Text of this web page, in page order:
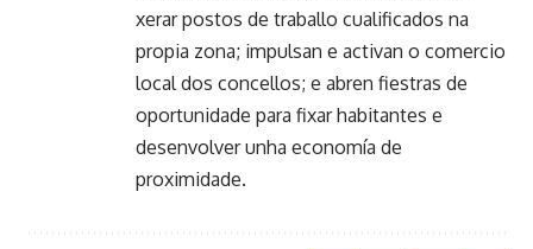
xerar postos de traballo cualificados na
propia zona; impulsan e activan o comercio
local dos concellos; e abren fiestras de
oportunidade para fixar habitantes e
desenvolver unha economía de
proximidade.